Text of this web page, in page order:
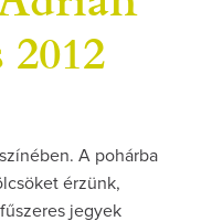
A pohárba
érzünk,
jegyek